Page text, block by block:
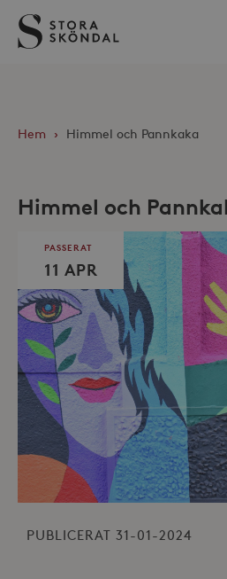
Stora
Sköndal
Hem › Himmel och Pannkaka
Himmel och
PASSERAT
11 APR
PUBLICERAT 31-01-2024